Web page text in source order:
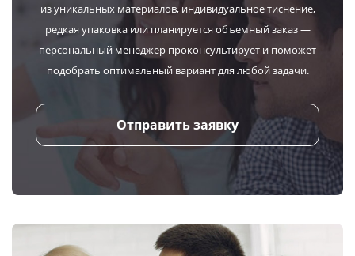
из уникальных материалов, индивидуальное тиснение,
редкая упаковка или планируется объемный заказ —
персональный менеджер проконсультирует и поможет
подобрать оптимальный вариант для любой задачи.
Отправить заявку